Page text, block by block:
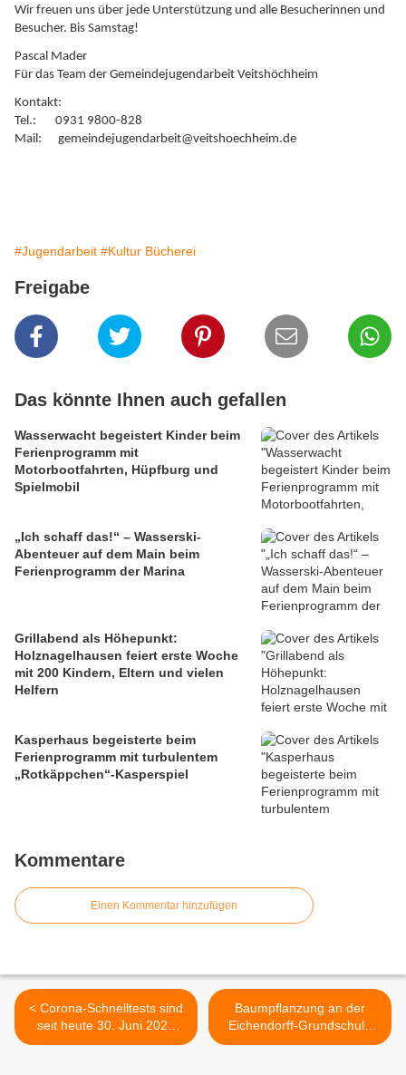
Wir freuen uns über jede Unterstützung und alle Besucherinnen und
Besucher. Bis Samstag!
Pascal Mader
Für das Team der Gemeindejugendarbeit Veitshöchheim
Kontakt:
Tel.: 0931 9800-828
Mail: gemeindejugendarbeit@veitshoechheim.de
#Jugendarbeit #Kultur Bücherei
Freigabe
Das könnte Ihnen auch gefallen
Wasserwacht begeistert Kinder beim
Ferienprogramm mit
Motorbootfahrten, Hüpfburg und
Spielmobil
„Ich schaff das!“ – Wasserski-
Abenteuer auf dem Main beim
Ferienprogramm der Marina
Grillabend als Höhepunkt:
Holznagelhausen feiert erste Woche
mit 200 Kindern, Eltern und vielen
Helfern
Kasperhaus begeisterte beim
Ferienprogramm mit turbulentem
„Rotkäppchen“-Kasperspiel
Kommentare
Einen Kommentar hinzufügen
< Corona-Schnelltests sind
seit heute 30. Juni 2022
nicht mehr für alle Bürger
Baumpflanzung an der
Eichendorff-Grundschule
zum Abschluss einer Apfel-